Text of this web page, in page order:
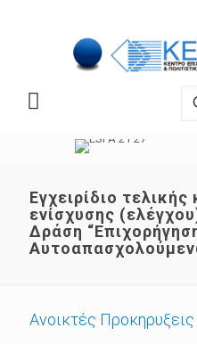
Εγχειρίδιο
ενίσχυσης
Δράση
Ανοικτές Προκηρυξεις